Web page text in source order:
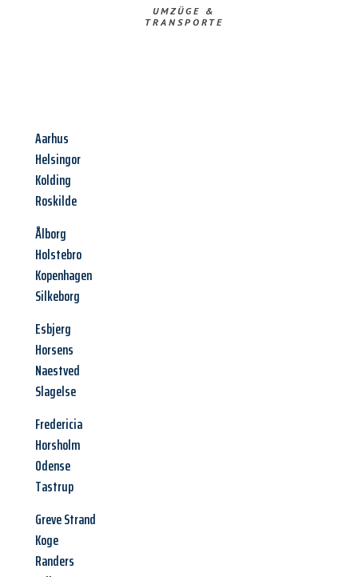
UMZÜGE &
TRANSPORTE
Aarhus
Helsingor
Kolding
Roskilde
Ålborg
Holstebro
Kopenhagen
Silkeborg
Esbjerg
Horsens
Naestved
Slagelse
Fredericia
Horsholm
Odense
Tastrup
Greve Strand
Koge
Randers